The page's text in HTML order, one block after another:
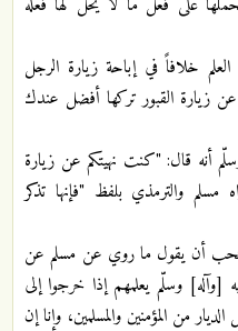
خلافاً في إباحة زيارة الرجل
زيارة القبور تركها أفضل عندك
أنه قال: "كنت نهيتكم عن زيارة
مسلم والترمذي بلفظ "فإنها تذكر
أن يقول ما روي عن مسلم عن
وسلّم يعلمهم إذا خرجوا إلى
من المؤمنين والمسلمين، وإنا إن